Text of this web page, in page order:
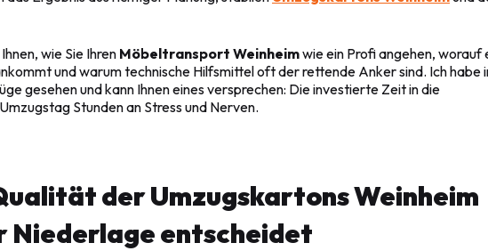
wie Sie Ihren Möbeltransport Weinheimwie ein Profi angehen, worauf
und warum technische Hilfsmittel oft der rettende Anker sind. Ich habe
gesehen und kann Ihnen eines versprechen: Die investierte Zeit in die
Stunden an Stress und Nerven.
der Umzugskartons Weinheim
Niederlage entscheidet